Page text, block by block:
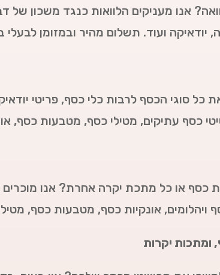
אנו מעניקים הלוואות כנגד משכון של
יודאיקה ועוד. תשלום מהיר ובמזומן
כל סוגי הכסף לרבות כלי כסף, פריטי
כסף עתיקים, מטילי כסף, מטבעות כסף,
כסף או כל מתכת יקרה אחרת? אנו
ויהלומים, אונקיות כסף, מטבעות כסף,
ומתכות יקרות